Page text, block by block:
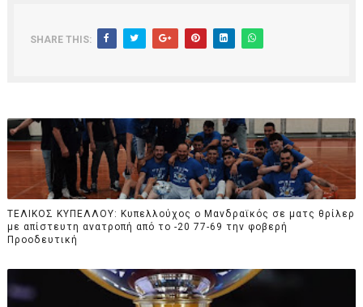
SHARE THIS:
TEΛΙΚΟΣ ΚΥΠΕΛΛΟΥ: Κυπελλούχος ο Μανδραϊκός σε ματς θρίλερ
με απίστευτη ανατροπή από το -20 77-69 την φοβερή
Προοδευτική